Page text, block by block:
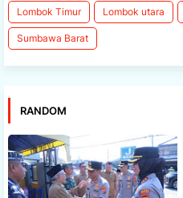
Lombok Timur Lombok utara
Sumbawa Barat
RANDOM